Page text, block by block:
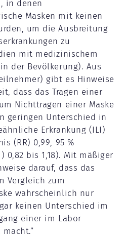
in denen
Masken mit keinen
um die Ausbreitung
zu
mit medizinischem
der Bevölkerung). Aus
gibt es Hinweise
dass das Tragen einer
Nichttragen einer Maske
geringen Unterschied in
Erkrankung (ILI)
(RR) 0,99, 95 %
0,82 bis 1,18). Mit mäßiger
darauf, dass das
Vergleich zum
wahrscheinlich nur
keinen Unterschied im
einer im Labor